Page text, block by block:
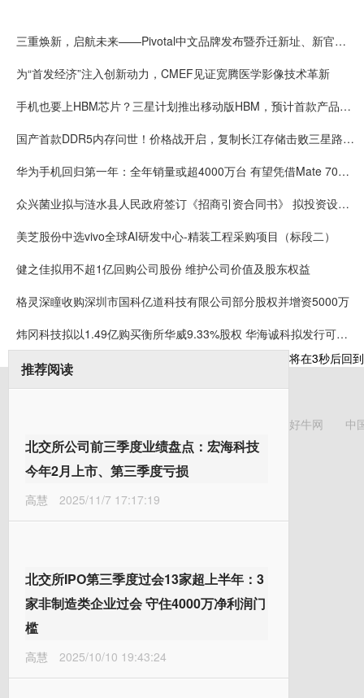
三重焕新，启航未来——Pivotal中文品牌发布暨乔迁新址、新官网上线
为“首发经济”注入创新动力，CMEF见证宽腾医学影像技术革新
手机也要上HBM芯片？三星计划推出移动版HBM，预计首款产品2028年上市
国产首款DDR5内存问世！价格战开启，复制长江存储击败三星路径！
华为手机回归第一年：全年销量或超4000万台 有望凭借Mate 70在高端市场击败苹果
众兴菌业拟与涟水县人民政府签订《招商引资合同书》 拟投资设立涟水食用菌产业园项目
美芝股份中选vivo全球AI研发中心-精装工程采购项目（标段二）
健之佳拟用不超1亿回购公司股份 维护公司价值及股东权益
格灵深瞳收购深圳市国科亿道科技有限公司部分股权并增资5000万
炜冈科技拟以1.49亿购买衡所华威9.33%股权 华海诚科拟发行可转债收购炜冈科技所持衡所华威股权
推荐阅读
北交所公司前三季度业绩盘点：宏海科技
今年2月上市、第三季度亏损
高慧 2025/11/7 17:17:19
北交所IPO第三季度过会13家超上半年：3
家非制造类企业过会 守住4000万净利润门
槛
高慧 2025/10/10 19:43:24
将在3秒后回
好牛网 中